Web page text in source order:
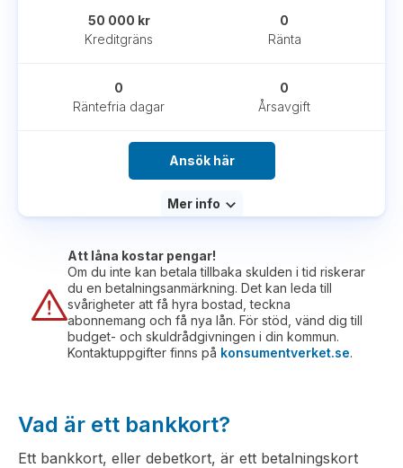
Kreditgräns
50 000 kr
Ränta
0
Räntefria dagar
0
Årsavgift
0
Ansök här
Mer info
Att låna kostar pengar!
Om du inte kan betala tillbaka skulden i tid riskerar
du en betalningsanmärkning. Det kan leda till
svårigheter att få hyra bostad, teckna
abonnemang och få nya lån. För stöd, vänd dig till
budget- och skuldrådgivningen i din kommun.
Kontaktuppgifter finns på konsumentverket.se.
Vad är ett bankkort?
Ett bankkort, eller debetkort, är ett betalningskort